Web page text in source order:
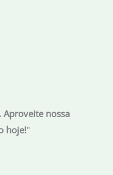
Aproveite nossa
hoje!"